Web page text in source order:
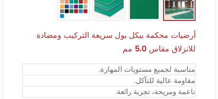
أرضيات محكمة بيكل بول سريعة التركيب ومضادة
للانزلاق مقاس 5.0 مم
مناسبة لجميع مستويات المهارة.
مقاومة عالية للتآكل.
ناعمة ومريحة، تجربة رائعة.